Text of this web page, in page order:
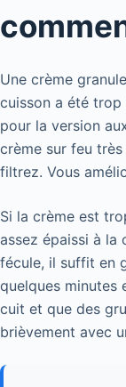
Une crème
cuisson a été
pour la version
crème sur feu
filtrez. Vous
Si la crème est
assez épaissi à la
fécule, il suffit en
quelques minutes
cuit et que des
brièvement avec